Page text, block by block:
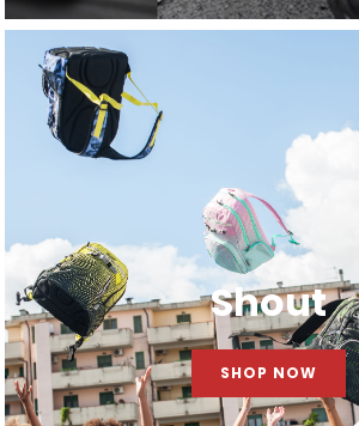
Shout
SHOP NOW